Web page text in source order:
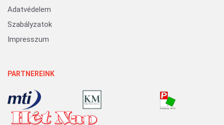
Adatvédelem
Szabályzatok
Impresszum
PARTNEREINK